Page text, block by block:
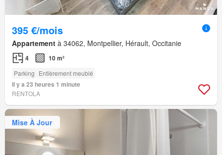
395 €/mois
Appartement à 34062, Montpellier, Hérault, Occitanie
4 10 m²
Parking Entièrement meublé
Il y a 23 heures 1 minute
RENTOLA
Mise À Jour